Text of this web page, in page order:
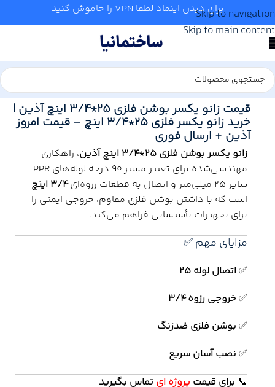
Skip to navigation
Skip to main content
برای دیدن اینماد لطفا VPN را خاموش کنید
آب و تاسیسات
قیمت زانو یکسر بوشن فلزی 25*3/4 اینچ آذین |
خرید زانو یکسر فلزی 25*3/4 اینچ – قیمت امروز
آذین + ارسال فوری
زانو یکسر بوشن فلزی 25*3/4 اینچ آذین
، راهکاری
مهندسی‌شده برای تغییر مسیر 90 درجه لوله‌های PPR
سایز 25 میلی‌متر و اتصال به قطعات رزوه‌ای
3/4 اینچ
است که با داشتن بوشن فلزی مقاوم، خروجی ایمنی را
برای تجهیزات تأسیساتی فراهم می‌کند.
مزایای مهم ✅
✅اتصال لوله 25
✅خروجی رزوه 3/4
✅ بوشن فلزی ضدزنگ
✅ نصب آسان سریع
📞 برای قیمت پروژه ای تماس بگیرید